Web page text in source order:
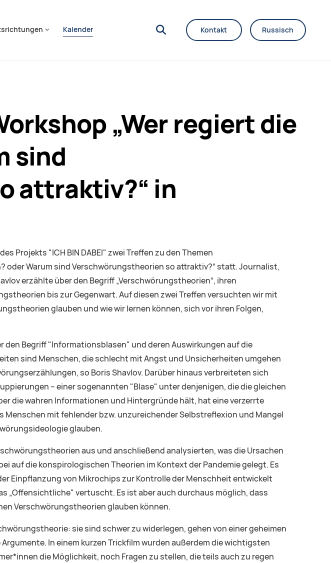
Kalender Kontakt Russisch
„Wer regiert die
sind
attraktiv?“ in
Projekts "ICH BIN DABEI" zwei Treffen zu den Themen
oder Warum sind Verschwörungstheorien so attraktiv?“ statt. Journalist,
erzählte über den Begriff „Verschwörungstheorien“, ihren
bis zur Gegenwart. Auf diesen zwei Treffen versuchten wir mit
glauben und wie wir lernen können, sich vor ihren Folgen,
Begriff "Informationsblasen" und deren Auswirkungen auf die
sind Menschen, die schlecht mit Angst und Unsicherheiten umgehen
so Boris Shavlov. Darüber hinaus verbreiteten sich
– einer sogenannten "Blase" unter denjenigen, die die gleichen
die wahren Informationen und Hintergründe hält, hat eine verzerrte
Menschen mit fehlender bzw. unzureichender Selbstreflexion und Mangel
glauben.
aus und anschließend analysierten, was die Ursachen
auf die konspirologischen Theorien im Kontext der Pandemie gelegt. Es
Einpflanzung von Mikrochips zur Kontrolle der Menschheit entwickelt
„Offensichtliche" vertuscht. Es ist aber auch durchaus möglich, dass
Verschwörungstheorien glauben können.
sie sind schwer zu widerlegen, gehen von einer geheimen
In einem kurzen Trickfilm wurden außerdem die wichtigsten
die Möglichkeit, noch Fragen zu stellen, die teils auch zu regen